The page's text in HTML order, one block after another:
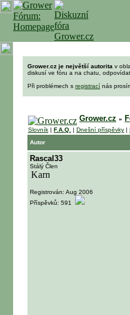
Grower.cz je největší autorita v
diskusí ve fóru a na chatu,
Při problémech s registrací nás
Grower.cz »
Slovník | F.A.Q. | Dnešní příspěvky |
Autor
Rascal33
Stálý Člen
Registrován: Aug 2006
Příspěvků: 591